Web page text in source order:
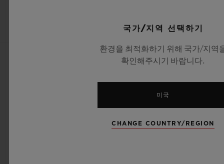
국가/지역 선택하기
환경을 최적화하기 위해 국가/지역
확인해주시기 바랍니다.
미국
CHANGE COUNTRY/REGION